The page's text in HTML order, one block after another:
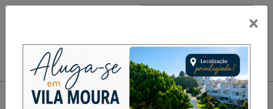
Toggle navigation
×